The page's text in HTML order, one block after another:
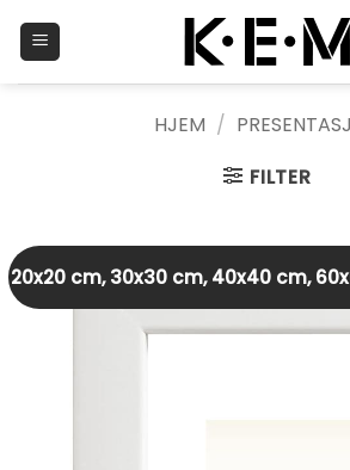
HJEM /
FILTER
20x20 cm, 30x30 cm, 40x40 cm,